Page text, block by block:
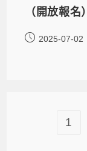
（開放報名）
2025-07-02
1